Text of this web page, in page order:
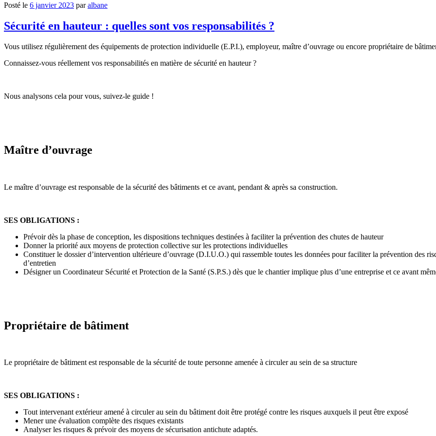
Posté le 6 janvier 2023 paralbane
Sécurité en hauteur : quelles sont vos responsabilités ?
Vous utilisez régulièrement des équipements de protection individuelle (E.P.I.), employeur, maître d’ouvrage ou encore propriétaire de
Connaissez-vous réellement vos responsabilités en matière de sécurité en hauteur ?
Nous analysons cela pour vous, suivez-le guide !
Maître d’ouvrage
Le maître d’ouvrage est responsable de la sécurité des bâtiments et ce avant, pendant & après sa construction.
SES OBLIGATIONS :
Prévoir dès la phase de conception, les dispositions techniques destinées à faciliter la prévention des chutes de hauteur
Donner la priorité aux moyens de protection collective sur les protections individuelles
Constituer le dossier d’intervention ultérieure d’ouvrage (D.I.U.O.) qui rassemble toutes les données pour faciliter la prévention des
d’entretien
Désigner un Coordinateur Sécurité et Protection de la Santé (S.P.S.) dès que le chantier implique plus d’une entreprise et ce avant
Propriétaire de bâtiment
Le propriétaire de bâtiment est responsable de la sécurité de toute personne amenée à circuler au sein de sa structure
SES OBLIGATIONS :
Tout intervenant extérieur amené à circuler au sein du bâtiment doit être protégé contre les risques auxquels il peut être exposé
Mener une évaluation complète des risques existants
Analyser les risques & prévoir des moyens de sécurisation antichute adaptés.